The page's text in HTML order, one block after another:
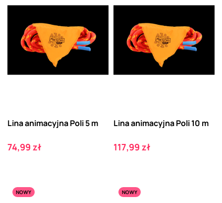
Lina animacyjna Poli 5 m
Cena
74,99 zł
Lina animacyjna Poli 10 m
Cena
117,99 zł
NOWY NOWY